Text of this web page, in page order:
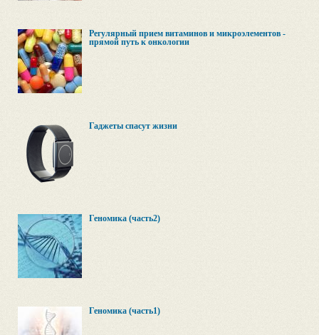
Регулярный прием витаминов и микроэлементов -
прямой путь к онкологии
Гаджеты спасут жизни
Геномика (часть2)
Геномика (часть1)